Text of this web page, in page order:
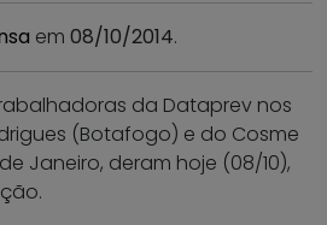
em 08/10/2014.
da Dataprev nos
(Botafogo) e do Cosme
Janeiro, deram hoje (08/10),